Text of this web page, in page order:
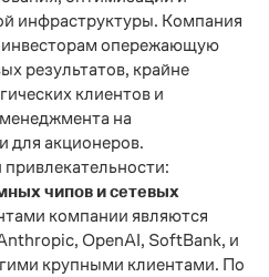
инфраструктуры. Компания
опережающую
результатов, крайне
клиентов и
на
для акционеров.
чипов и сетевых
компании являются
OpenAI, SoftBank, и
крупными клиентами. По